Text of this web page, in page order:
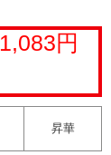
1,083円
昇華